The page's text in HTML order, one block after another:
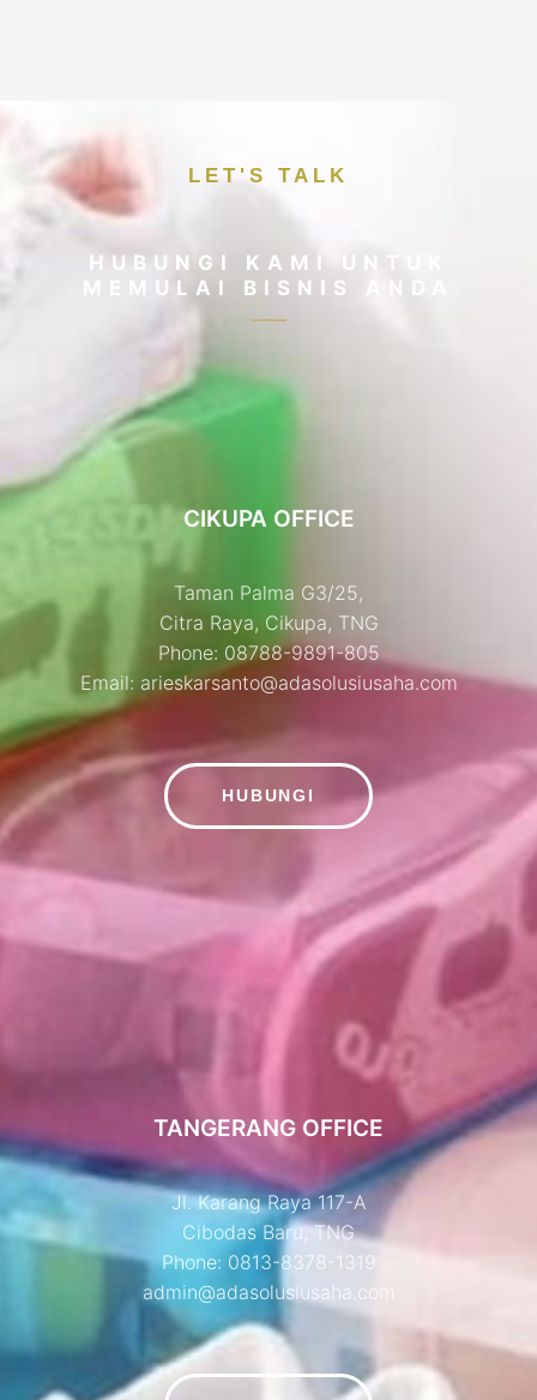
LET'S TALK
HUBUNGI KAMI UNTUK
MEMULAI BISNIS ANDA
CIKUPA OFFICE
Taman Palma G3/25,
Citra Raya, Cikupa, TNG
Phone: 08788-9891-805
Email: arieskarsanto@adasolusiusaha.com
HUBUNGI
TANGERANG OFFICE
Jl. Karang Raya 117-A
Cibodas Baru, TNG
Phone: 0813-8378-1319
admin@adasolusiusaha.com